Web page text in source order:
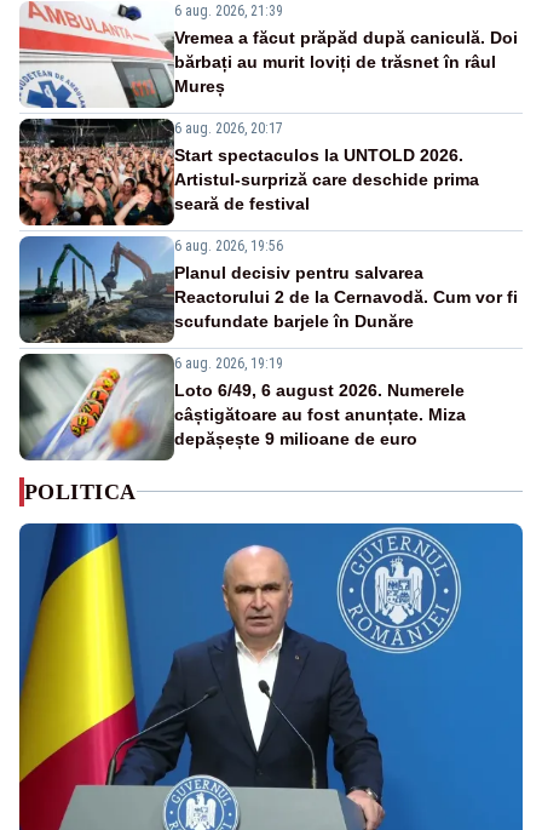
6 aug. 2026, 21:39
Vremea a făcut prăpăd după caniculă. Doi
bărbați au murit loviți de trăsnet în râul
Mureș
6 aug. 2026, 20:17
Start spectaculos la UNTOLD 2026.
Artistul-surpriză care deschide prima
seară de festival
6 aug. 2026, 19:56
Planul decisiv pentru salvarea
Reactorului 2 de la Cernavodă. Cum vor fi
scufundate barjele în Dunăre
6 aug. 2026, 19:19
Loto 6/49, 6 august 2026. Numerele
câștigătoare au fost anunțate. Miza
depășește 9 milioane de euro
POLITICA